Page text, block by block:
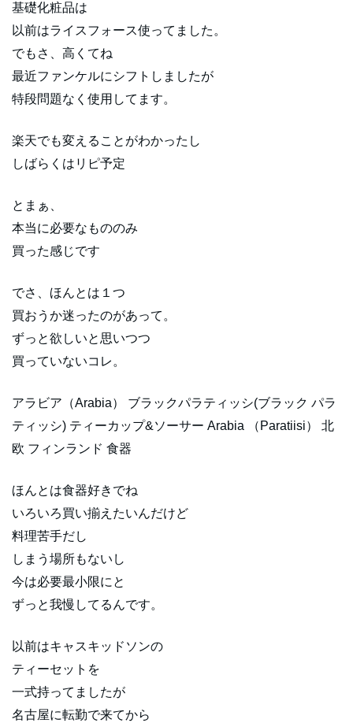
基礎化粧品は
以前はライスフォース使ってました。
でもさ、高くてね
最近ファンケルにシフトしましたが
特段問題なく使用してます。
楽天でも変えることがわかったし
しばらくはリピ予定
とまぁ、
本当に必要なもののみ
買った感じです
でさ、ほんとは１つ
買おうか迷ったのがあって。
ずっと欲しいと思いつつ
買っていないコレ。
アラビア（Arabia） ブラックパラティッシ(ブラック パラ
ティッシ) ティーカップ&ソーサー Arabia （Paratiisi） 北
欧 フィンランド 食器
ほんとは食器好きでね
いろいろ買い揃えたいんだけど
料理苦手だし
しまう場所もないし
今は必要最小限にと
ずっと我慢してるんです。
以前はキャスキッドソンの
ティーセットを
一式持ってましたが
名古屋に転勤で来てから